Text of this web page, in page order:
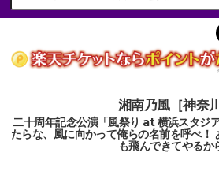
湘南乃風［神奈川
二十周年記念公演「風祭り at 横浜スタジ
たらな、風に向かって俺らの名前を呼べ！
も飛んできてやるか